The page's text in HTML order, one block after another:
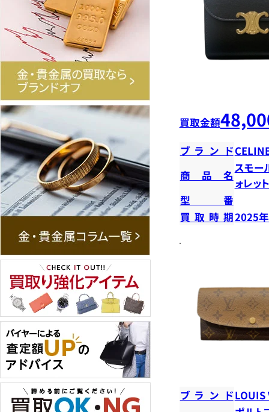
買取金額
ブランド
商品名
スモー
ォレッ
型番
買取時期2025
ブランドLOUIS